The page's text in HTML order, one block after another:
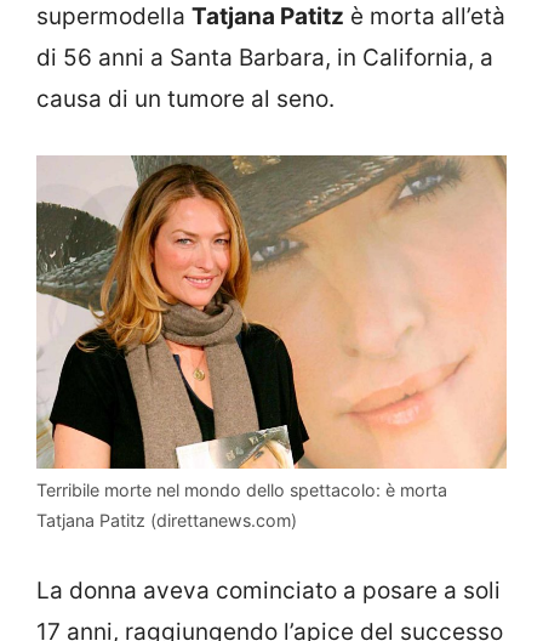
supermodella Tatjana Patitz è morta all’età
di 56 anni a Santa Barbara, in California, a
causa di un tumore al seno.
Terribile morte nel mondo dello spettacolo: è morta
Tatjana Patitz (direttanews.com)
La donna aveva cominciato a posare a soli
17 anni, raggiungendo l’apice del successo